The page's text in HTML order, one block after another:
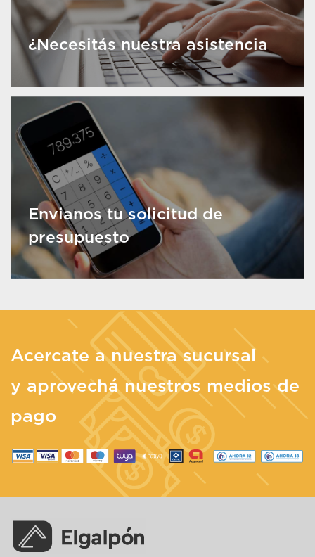
¿Necesitás nuestra asistencia
Envianos tu solicitud de
presupuesto
Acercate a nuestra sucursal
y aprovechá nuestros medios de
pago